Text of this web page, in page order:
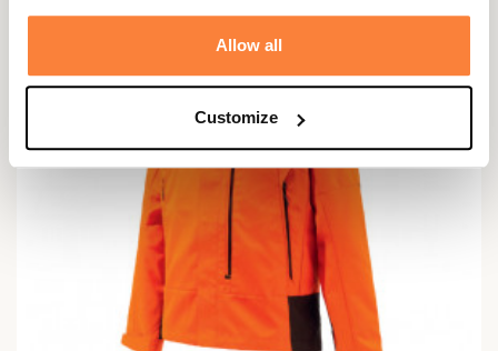
Allow all
Customize